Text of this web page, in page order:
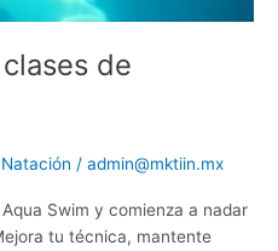
de
Natación / admin@mktiin.mx
Swim y comienza a nadar
tu técnica, mantente